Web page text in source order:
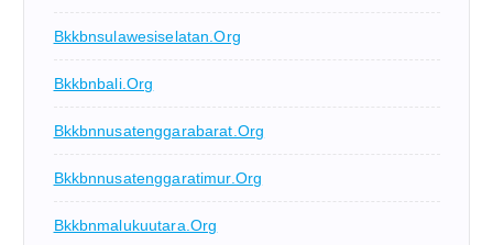
Bkkbnsulawesiselatan.org
Bkkbnbali.org
Bkkbnnusatenggarabarat.org
Bkkbnnusatenggaratimur.org
Bkkbnmalukuutara.org